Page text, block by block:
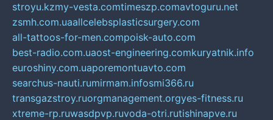
stroyu.kzmy-vesta.comtimeszp.comavtoguru.net
zsmh.com.uaallcelebsplasticsurgery.com
all-tattoos-for-men.compoisk-auto.com
best-radio.com.uaost-engineering.comkuryatnik.info
euroshiny.com.uaporemontuavto.com
searchus-nauti.rumirmam.infosmi366.ru
transgazstroy.ruorgmanagement.orgyes-fitness.ru
xtreme-rp.ruwasdpvp.ruvoda-otri.rutishinapve.ru